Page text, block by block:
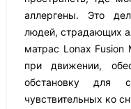
аллергены. Это
людей, страдающих
матрас Lonax Fusion
при движении,
обстановку для
чувствительных ко